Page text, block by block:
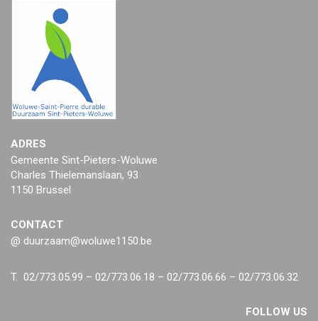
ADRES
Gemeente Sint-Pieters-Woluwe
Charles Thielemanslaan, 93
1150 Brussel
CONTACT
@ duurzaam@woluwe1150.be
T. 02/773.05.99 – 02/773.06.18 – 02/773.06.66 – 02/773.06.32
FOLLOW US